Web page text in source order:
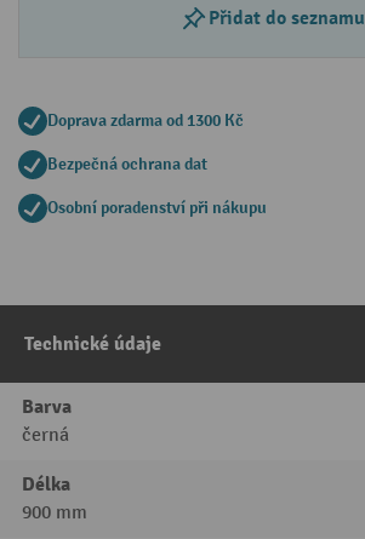
Přidat do seznamu
Doprava zdarma od 1300 Kč
Bezpečná ochrana dat
Osobní poradenství při nákupu
Technické údaje
Barva
černá
Délka
900 mm